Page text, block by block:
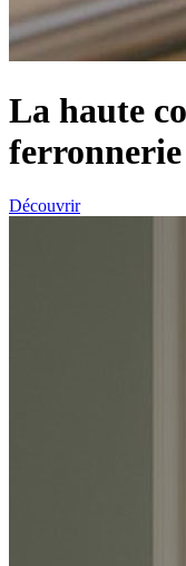
La haute
ferronnerie
Découvrir